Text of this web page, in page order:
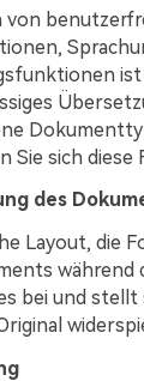
von
ist
Sie sich diese
des
Layout, die
während
bei und stellt